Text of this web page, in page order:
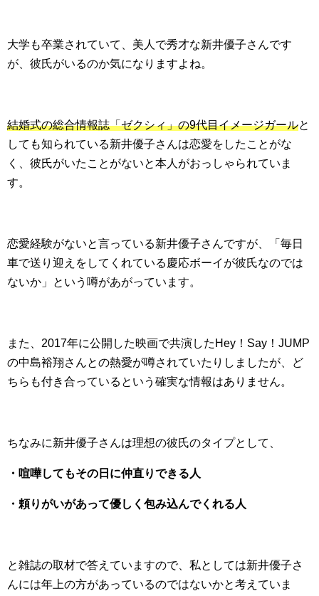
大学も卒業されていて、美人で秀才な新井優子さんです
が、彼氏がいるのか気になりますよね。
結婚式の総合情報誌「ゼクシィ」の9代目イメージガールと
しても知られている新井優子さんは恋愛をしたことがな
く、彼氏がいたことがないと本人がおっしゃられていま
す。
恋愛経験がないと言っている新井優子さんですが、「毎日
車で送り迎えをしてくれている慶応ボーイが彼氏なのでは
ないか」という噂があがっています。
また、2017年に公開した映画で共演したHey！Say！JUMP
の中島裕翔さんとの熱愛が噂されていたりしましたが、ど
ちらも付き合っているという確実な情報はありません。
ちなみに新井優子さんは理想の彼氏のタイプとして、
・喧嘩してもその日に仲直りできる人
・頼りがいがあって優しく包み込んでくれる人
と雑誌の取材で答えていますので、私としては新井優子さ
んには年上の方があっているのではないかと考えていま